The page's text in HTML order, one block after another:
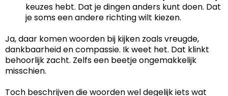
keuzes hebt. Dat je dingen anders kunt doen. Dat
je soms een andere richting wilt kiezen.
Ja, daar komen woorden bij kijken zoals vreugde,
dankbaarheid en compassie. Ik weet het. Dat klinkt
behoorlijk zacht. Zelfs een beetje ongemakkelijk
misschien.
Toch beschrijven die woorden wel degelijk iets wat